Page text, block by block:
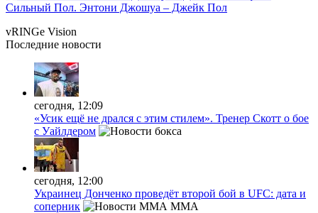
Сильный Пол. Энтони Джошуа – Джейк Пол
vRINGe Vision
Последние новости
сегодня, 12:09
«Усик ещё не дрался с этим стилем». Тренер Скотт о бое
с Уайлдером
сегодня, 12:00
Украинец Донченко проведёт второй бой в UFC: дата и
соперник
MMA